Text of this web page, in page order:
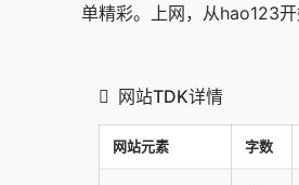
单精彩。上网，从hao123开
网站TDK详情
网站元素 字数